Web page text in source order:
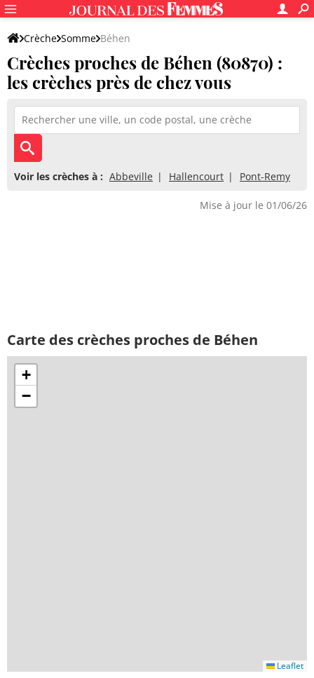
Crèche Somme Béhen
Crèches proches de Béhen (80870) :
les crèches près de chez vous
Voir les crèches à : Abbeville Hallencourt Pont-Remy
Mise à jour le 01/06/26
Carte des crèches proches de Béhen
+
−
Leaflet